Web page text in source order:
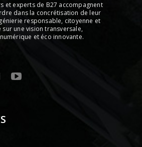
et experts de B27 accompagnent
dans la concrétisation de leur
responsable, citoyenne et
une vision transversale,
et éco innovante.